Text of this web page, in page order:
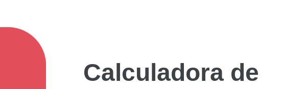
Calculadora de